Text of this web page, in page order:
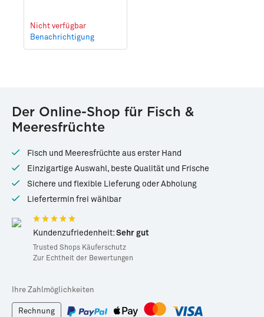
Nicht verfügbar
Benachrichtigung
Der Online-Shop für Fisch &
Meeresfrüchte
Fisch und Meeresfrüchte aus erster Hand
Einzigartige Auswahl, beste Qualität und Frische
Sichere und flexible Lieferung oder Abholung
Liefertermin frei wählbar
Kundenzufriedenheit: Sehr gut
Trusted Shops Käuferschutz
Zur Echtheit der Bewertungen
Ihre Zahlmöglichkeiten
Rechnung